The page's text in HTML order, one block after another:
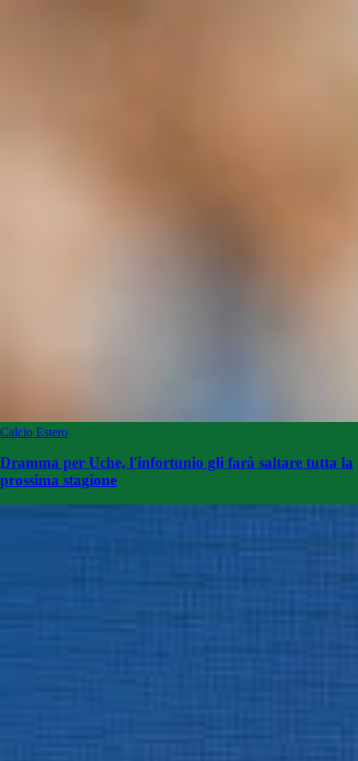
Calcio Estero
Dramma per Uche, l'infortunio gli farà saltare tutta la
prossima stagione